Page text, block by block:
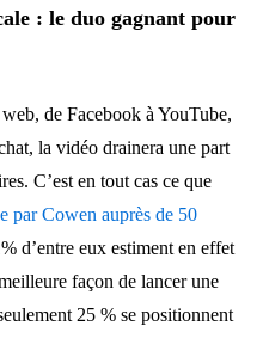
: le duo gagnant pour
de Facebook à YouTube,
la vidéo drainera une part
C’est en tout cas ce que
par Cowen auprès de 50
d’entre eux estiment en effet
façon de lancer une
25 % se positionnent